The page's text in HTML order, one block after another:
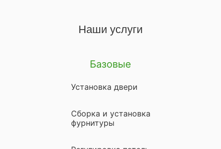
Наши услуги
Базовые
Установка двери
Сборка и установка
фурнитуры